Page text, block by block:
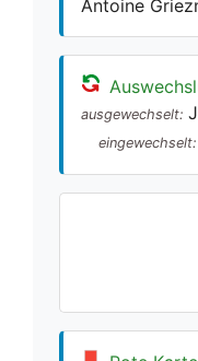
Antoine
ausgewechselt:
eingewechselt: